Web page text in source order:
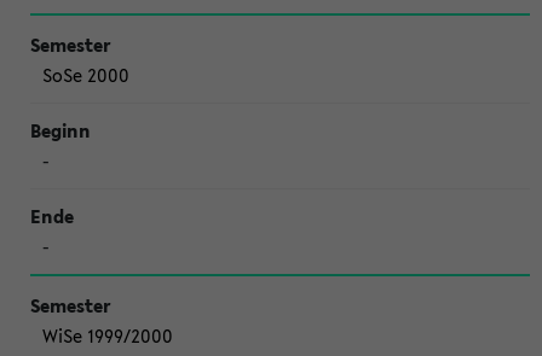
SoSe 2000
-
-
WiSe 1999/2000